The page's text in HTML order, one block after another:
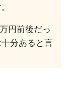
円前後だっ
分あると言